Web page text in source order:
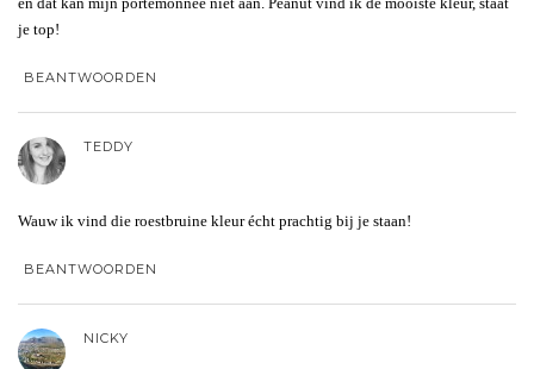
je top!
BEANTWOORDEN
TEDDY
Wauw ik vind die roestbruine kleur écht prachtig bij je staan!
BEANTWOORDEN
NICKY